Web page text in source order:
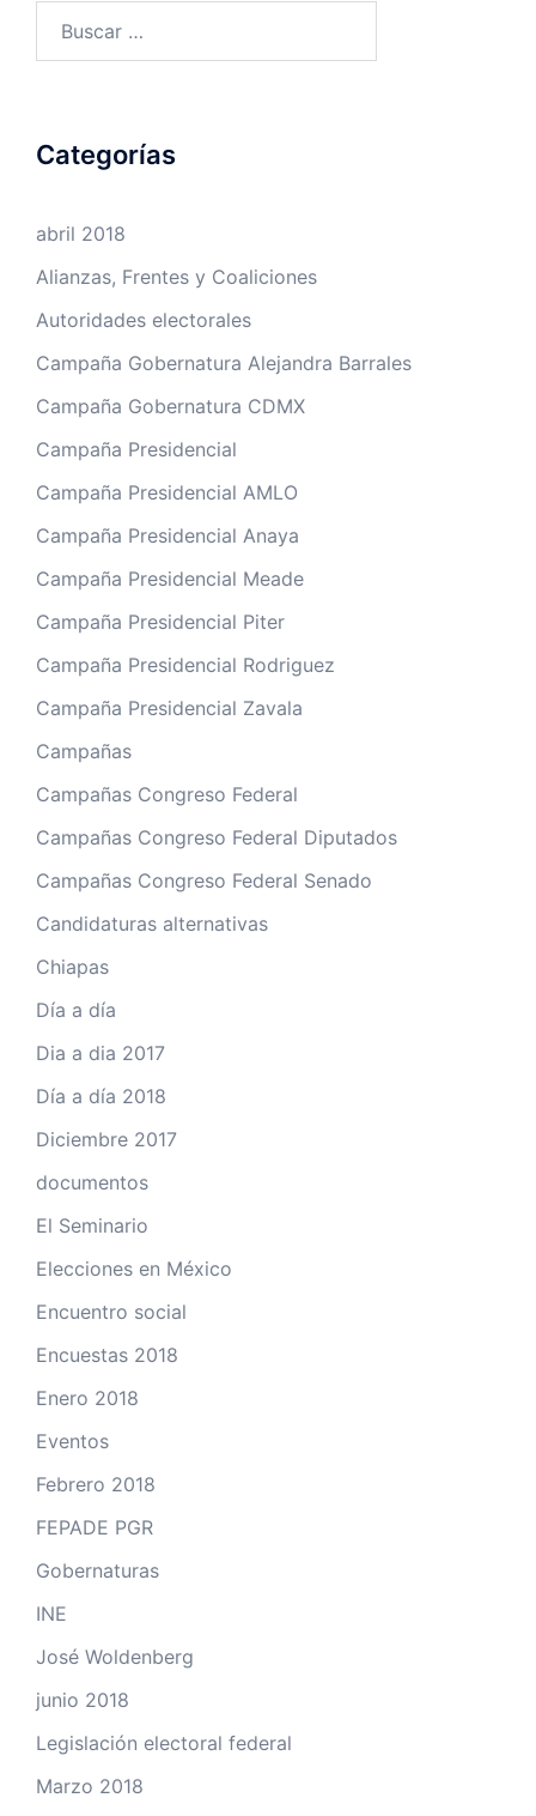
Categorías
abril 2018
Alianzas, Frentes y Coaliciones
Autoridades electorales
Campaña Gobernatura Alejandra Barrales
Campaña Gobernatura CDMX
Campaña Presidencial
Campaña Presidencial AMLO
Campaña Presidencial Anaya
Campaña Presidencial Meade
Campaña Presidencial Piter
Campaña Presidencial Rodriguez
Campaña Presidencial Zavala
Campañas
Campañas Congreso Federal
Campañas Congreso Federal Diputados
Campañas Congreso Federal Senado
Candidaturas alternativas
Chiapas
Día a día
Dia a dia 2017
Día a día 2018
Diciembre 2017
documentos
El Seminario
Elecciones en México
Encuentro social
Encuestas 2018
Enero 2018
Eventos
Febrero 2018
FEPADE PGR
Gobernaturas
INE
José Woldenberg
junio 2018
Legislación electoral federal
Marzo 2018